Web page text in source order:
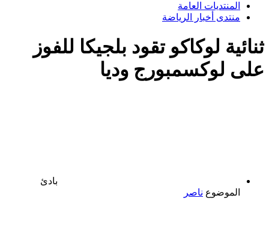
المنتديات العامة
منتدى أخبار الرياضة
ثنائية لوكاكو تقود بلجيكا للفوز
على لوكسمبورج وديا
بادئ
الموضوع ناصر